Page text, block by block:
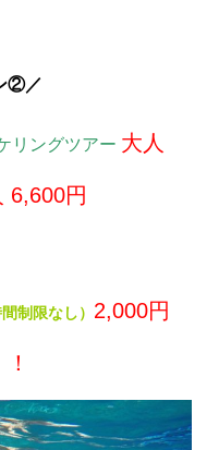
②／
リングツアー 大人
円
制限なし） 2,000円